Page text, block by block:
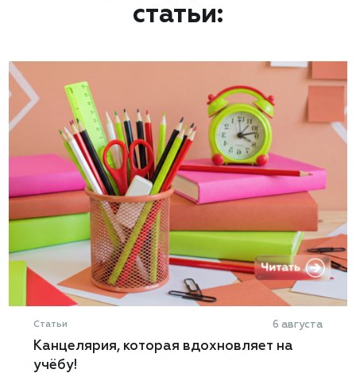
статьи:
Статьи 6 августа
Канцелярия, которая вдохновляет на
учёбу!